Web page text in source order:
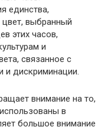
единства,
выбранный
этих часов,
и
связанное с
и дискриминации.
внимание на то,
в
большое внимание